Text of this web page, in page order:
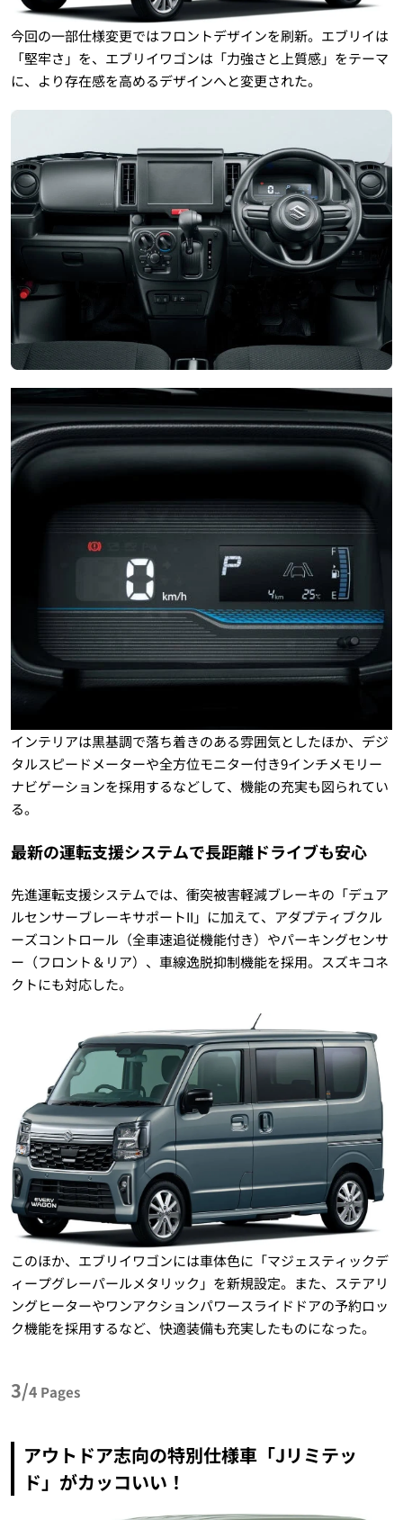
今回の一部仕様変更ではフロントデザインを刷新。エブリイは
「堅牢さ」を、エブリイワゴンは「力強さと上質感」をテーマ
に、より存在感を高めるデザインへと変更された。
インテリアは黒基調で落ち着きのある雰囲気としたほか、デジ
タルスピードメーターや全方位モニター付き9インチメモリー
ナビゲーションを採用するなどして、機能の充実も図られてい
る。
最新の運転支援システムで長距離ドライブも安心
先進運転支援システムでは、衝突被害軽減ブレーキの「デュア
ルセンサーブレーキサポートII」に加えて、アダプティブクル
ーズコントロール（全車速追従機能付き）やパーキングセンサ
ー（フロント＆リア）、車線逸脱抑制機能を採用。スズキコネ
クトにも対応した。
このほか、エブリイワゴンには車体色に「マジェスティックデ
ィープグレーパールメタリック」を新規設定。また、ステアリ
ングヒーターやワンアクションパワースライドドアの予約ロッ
ク機能を採用するなど、快適装備も充実したものになった。
3/4 Pages
アウトドア志向の特別仕様車「Jリミテッ
ド」がカッコいい！